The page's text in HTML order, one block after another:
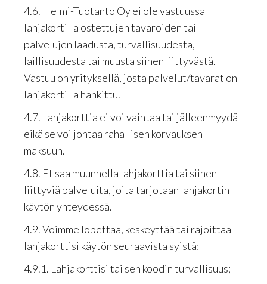
4.6. Helmi-Tuotanto Oy ei ole vastuussa
lahjakortilla ostettujen tavaroiden tai
palvelujen laadusta, turvallisuudesta,
laillisuudesta tai muusta siihen liittyvästä.
Vastuu on yrityksellä, josta palvelut/tavarat on
lahjakortilla hankittu.
4.7. Lahjakorttia ei voi vaihtaa tai jälleenmyydä
eikä se voi johtaa rahallisen korvauksen
maksuun.
4.8. Et saa muunnella lahjakorttia tai siihen
liittyviä palveluita, joita tarjotaan lahjakortin
käytön yhteydessä.
4.9. Voimme lopettaa, keskeyttää tai rajoittaa
lahjakorttisi käytön seuraavista syistä:
4.9.1. Lahjakorttisi tai sen koodin turvallisuus;